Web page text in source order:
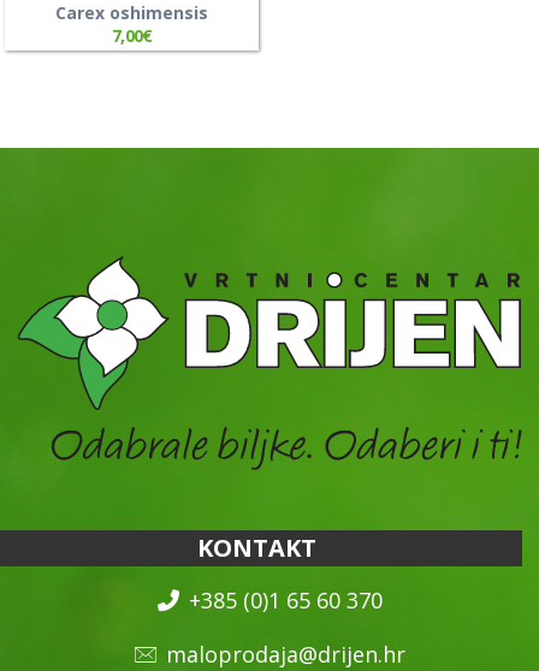
Carex oshimensis
7,00€
KONTAKT
+385 (0)1 65 60 370
maloprodaja@drijen.hr